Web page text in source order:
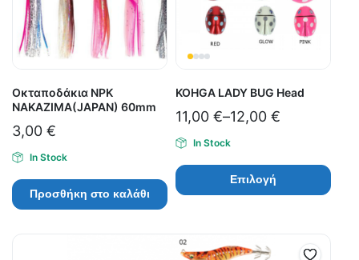
Οκταποδάκια NPK
NAKAZIMA(JAPAN) 60mm
3,00 €
In Stock
Προσθήκη στο καλάθι
KOHGA LADY BUG Head
11,00 €–12,00 €
In Stock
Επιλογή